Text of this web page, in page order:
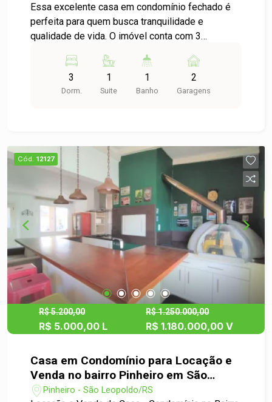
Essa excelente casa em condomínio fechado é
perfeita para quem busca tranquilidade e
qualidade de vida. O imóvel conta com 3
privacidade e conforto para toda a família. Possui
ambientes bem distribuídos, com móveis sob
medida que valorizam cada espaço e
multifuncional. São 2 vagas de garagens,
oferecendo ainda mais comodidade. Localizada
em condomínio fechado, une segurança,
organização e um ambiente ideal para viver
momentos especiais.
3
Dorm.
1
Suite
1
Banho
2
Garagens
Cód. 12127
R$ 5.200,00
R$ 5.000,00 L
R$ 1.250.000,00
R$ 1.180.000,00 V
Casa em Condomínio para Locação e
Venda no bairro Pinheiro em São
Leopoldo
Pinheiro - São Leopoldo/RS